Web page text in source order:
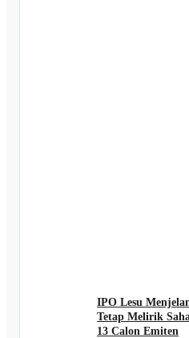
IPO Lesu
Tetap Melirik
13 Calon Emiten